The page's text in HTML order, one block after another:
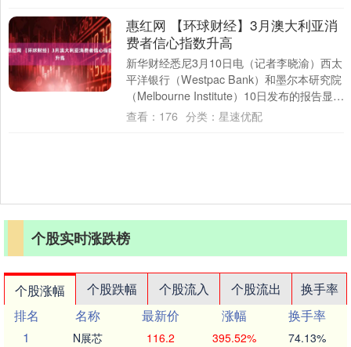
惠红网 【环球财经】3月澳大利亚消
费者信心指数升高
新华财经悉尼3月10日电（记者李晓渝）西太
平洋银行（Westpac Bank）和墨尔本研究院
（Melbourne Institute）10日发布的报告显
示，20....
查看： 176 分类： 星速优配
个股实时涨跌榜
个股涨幅 个股跌幅 个股流入 个股流出
换手率
排名
名称 最新价 涨幅
换手率
1
N展芯 116.2 395.52% 74.13%